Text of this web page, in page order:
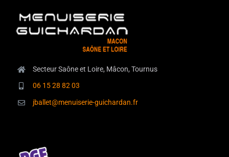
Secteur Saône et Loire, Mâcon, Tournus
06 15 28 82 03
jballet@menuiserie-guichardan.fr